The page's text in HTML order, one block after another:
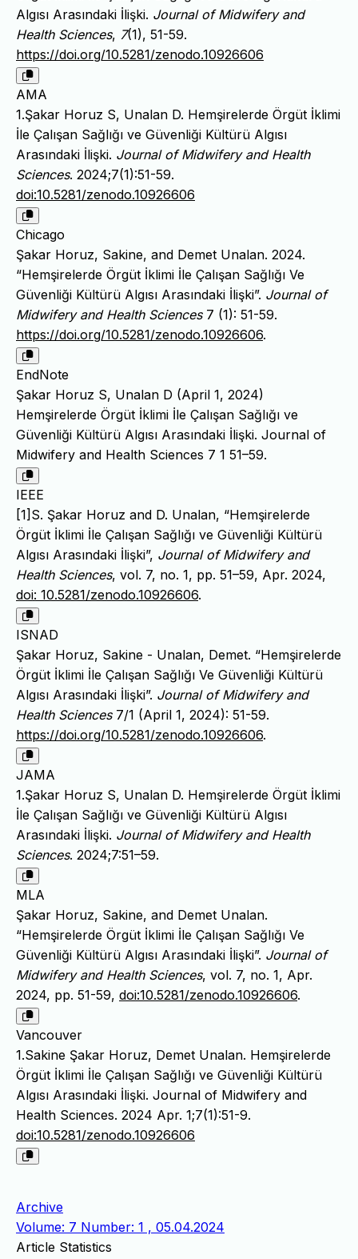
Algısı Arasındaki İlişki. Journal of Midwifery and
Health Sciences, 7(1), 51-59.
https://doi.org/10.5281/zenodo.10926606
AMA
1.Şakar Horuz S, Unalan D. Hemşirelerde Örgüt İklimi
İle Çalışan Sağlığı ve Güvenliği Kültürü Algısı
Arasındaki İlişki. Journal of Midwifery and Health
Sciences. 2024;7(1):51-59.
doi:10.5281/zenodo.10926606
Chicago
Şakar Horuz, Sakine, and Demet Unalan. 2024.
“Hemşirelerde Örgüt İklimi İle Çalışan Sağlığı Ve
Güvenliği Kültürü Algısı Arasındaki İlişki”. Journal of
Midwifery and Health Sciences7 (1): 51-59.
https://doi.org/10.5281/zenodo.10926606.
EndNote
Şakar Horuz S, Unalan D (April 1, 2024)
Hemşirelerde Örgüt İklimi İle Çalışan Sağlığı ve
Güvenliği Kültürü Algısı Arasındaki İlişki. Journal of
Midwifery and Health Sciences 7 1 51–59.
IEEE
[1]S. Şakar Horuz and D. Unalan, “Hemşirelerde
Örgüt İklimi İle Çalışan Sağlığı ve Güvenliği Kültürü
Algısı Arasındaki İlişki”, Journal of Midwifery and
Health Sciences, vol. 7, no. 1, pp. 51–59, Apr. 2024,
doi: 10.5281/zenodo.10926606.
ISNAD
Şakar Horuz, Sakine - Unalan, Demet. “Hemşirelerde
Örgüt İklimi İle Çalışan Sağlığı Ve Güvenliği Kültürü
Algısı Arasındaki İlişki”. Journal of Midwifery and
Health Sciences7/1 (April 1, 2024): 51-59.
https://doi.org/10.5281/zenodo.10926606.
JAMA
1.Şakar Horuz S, Unalan D. Hemşirelerde Örgüt İklimi
İle Çalışan Sağlığı ve Güvenliği Kültürü Algısı
Arasındaki İlişki. Journal of Midwifery and Health
Sciences. 2024;7:51–59.
MLA
Şakar Horuz, Sakine, and Demet Unalan.
“Hemşirelerde Örgüt İklimi İle Çalışan Sağlığı Ve
Güvenliği Kültürü Algısı Arasındaki İlişki”. Journal of
Midwifery and Health Sciences, vol. 7, no. 1, Apr.
2024, pp. 51-59, doi:10.5281/zenodo.10926606.
Vancouver
1.Sakine Şakar Horuz, Demet Unalan. Hemşirelerde
Örgüt İklimi İle Çalışan Sağlığı ve Güvenliği Kültürü
Algısı Arasındaki İlişki. Journal of Midwifery and
Health Sciences. 2024 Apr. 1;7(1):51-9.
doi:10.5281/zenodo.10926606
Archive
Volume: 7 Number: 1 , 05.04.2024
Article Statistics